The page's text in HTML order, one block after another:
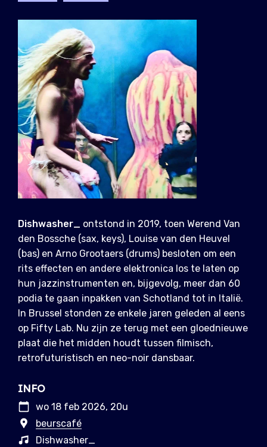
Dishwasher_ ontstond in 2019, toen Werend Van
den Bossche (sax, keys), Louise van den Heuvel
(bas) en Arno Grootaers (drums) besloten om een
rits effecten en andere elektronica los te laten op
hun jazzinstrumenten en, bijgevolg, meer dan 60
podia te gaan inpakken van Schotland tot in Italië.
In Brussel stonden ze enkele jaren geleden al eens
op Fifty Lab. Nu zijn ze terug met een gloednieuwe
plaat die het midden houdt tussen filmisch,
retrofuturistisch en neo-noir dansbaar.
INFO
wo 18 feb 2026, 20u
beurscafé
Dishwasher_